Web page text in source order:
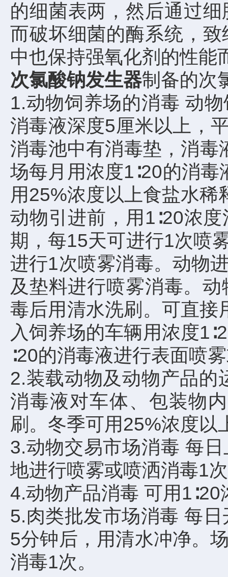
的细菌表两，然后通过
而破坏细菌的酶系统，
中也保持强氧化剂的性能
次氯酸钠发生器制备的次
1.动物饲养场的消毒 动
消毒液深度5厘米以上，
消毒池中有消毒垫，消毒
场每月用浓度1∶20的消
用25%浓度以上食盐水
动物引进前，用1∶20浓
期，每15天可进行1次喷
进行1次喷雾消毒。动物
及垫料进行喷雾消毒。
毒后用清水洗刷。可直接
入饲养场的车辆用浓度
∶20的消毒液进行表面喷
2.装载动物及动物产品的
消毒液对车体、包装物
刷。冬季可用25%浓度以
3.动物交易市场消毒 每
地进行喷雾或喷洒消毒1
4.动物产品消毒 可用
5.肉类批发市场消毒 每
5分钟后，用清水冲净。
消毒1次。